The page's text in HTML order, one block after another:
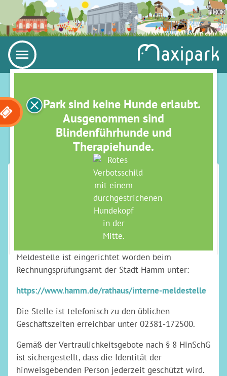
Im Park sind keine Hunde erlaubt.
Ausgenommen sind
Blindenführhunde und
Therapiehunde.
HINWEIS­GEBER­SCHUTZ
Hinweis­geber­schutz­gesetz
Die Maximilianpark Hamm GmbH informiert Sie im
Nachfolgenden über die Umsetzung des
Hinweisgeberschutzgesetzes bei der
Meldestelle ist eingerichtet worden beim
Rechnungsprüfungsamt der Stadt Hamm unter:
https://www.hamm.de/rathaus/interne-meldestelle
Die Stelle ist telefonisch zu den üblichen
Geschäftszeiten erreichbar unter 02381-172500.
Gemäß der Vertraulichkeitsgebote nach § 8 HinSchG
ist sichergestellt, dass die Identität der
hinweisgebenden Person jederzeit geschützt wird.